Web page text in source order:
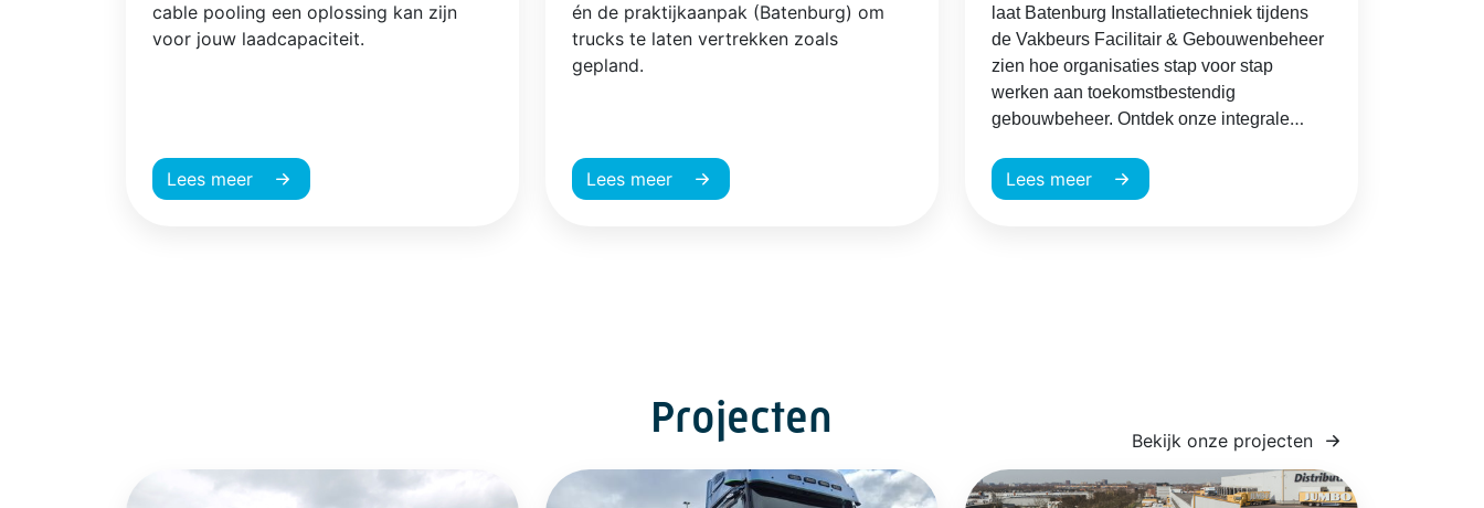
cable pooling een oplossing kan zijn
voor jouw laadcapaciteit.
Lees meer
én de praktijkaanpak (Batenburg) om
trucks te laten vertrekken zoals
gepland.
Lees meer
laat Batenburg Installatietechniek tijdens
de Vakbeurs Facilitair & Gebouwenbeheer
zien hoe organisaties stap voor stap
werken aan toekomstbestendig
gebouwbeheer. Ontdek onze integrale
Lees meer
Projecten Bekijk onze projecten